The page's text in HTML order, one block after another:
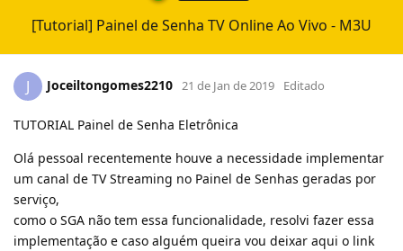
[Tutorial] Painel de Senha TV Online Ao Vivo - M3U
J Joceiltongomes2210 21 de Jan de 2019 Editado
TUTORIAL Painel de Senha Eletrônica
Olá pessoal recentemente houve a necessidade implementar
um canal de TV Streaming no Painel de Senhas geradas por
serviço,
como o SGA não tem essa funcionalidade, resolvi fazer essa
implementação e caso alguém queira vou deixar aqui o link